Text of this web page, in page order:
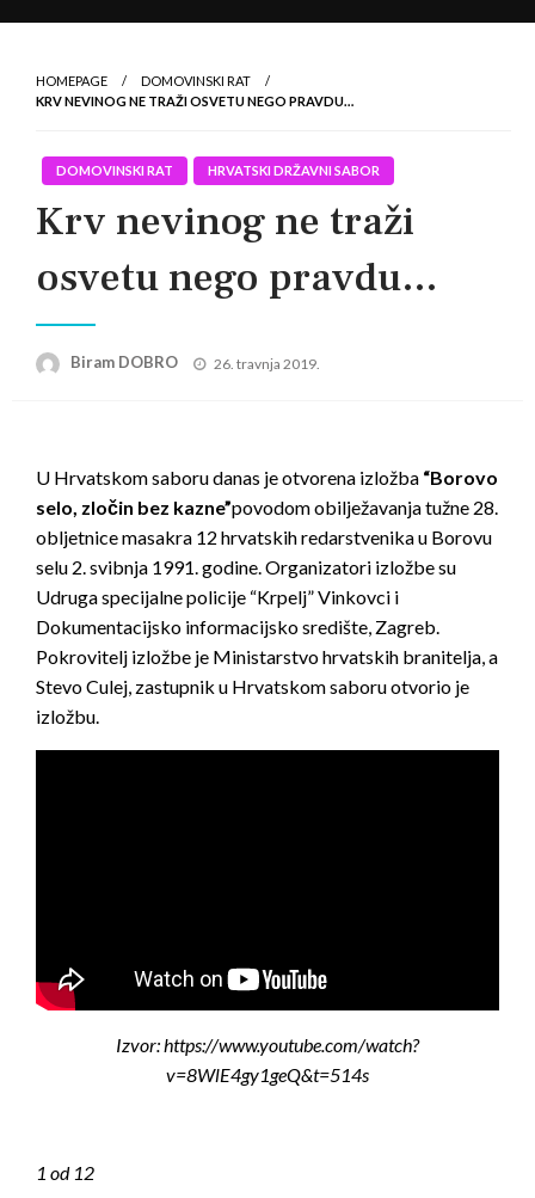
HOMEPAGE
DOMOVINSKI RAT
KRV NEVINOG NE TRAŽI OSVETU NEGO PRAVDU…
DOMOVINSKI RAT HRVATSKI DRŽAVNI SABOR
Krv nevinog ne traži
osvetu nego pravdu…
Biram DOBRO
Posted
26. travnja 2019.
U Hrvatskom saboru danas je otvorena izložba “Borovo
selo, zločin bez kazne”povodom obilježavanja tužne 28.
obljetnice masakra 12 hrvatskih redarstvenika u Borovu
selu 2. svibnja 1991. godine. Organizatori izložbe su
Udruga specijalne policije “Krpelj” Vinkovci i
Dokumentacijsko informacijsko središte, Zagreb.
Pokrovitelj izložbe je Ministarstvo hrvatskih branitelja, a
Stevo Culej, zastupnik u Hrvatskom saboru otvorio je
izložbu.
Izvor: https://www.youtube.com/watch?
v=8WlE4gy1geQ&t=514s
1 od 12